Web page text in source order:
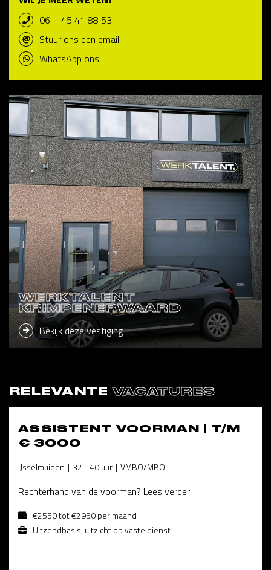
06 – 45 41 88 53
Stuur ons een email
WhatsApp ons
WERKTALENT
KRIMPENERWAARD
Bekijk deze vestiging
RELEVANTEVACATURES
ASSISTENT VOORMAN | T/M
€ 3000
IJsselmuiden 32 - 40 uur VMBO/MBO
Rechterhand van de voorman? Lees verder!
€2550 tot €2950 per maand
Uitzendbasis, uitzicht op vaste dienst